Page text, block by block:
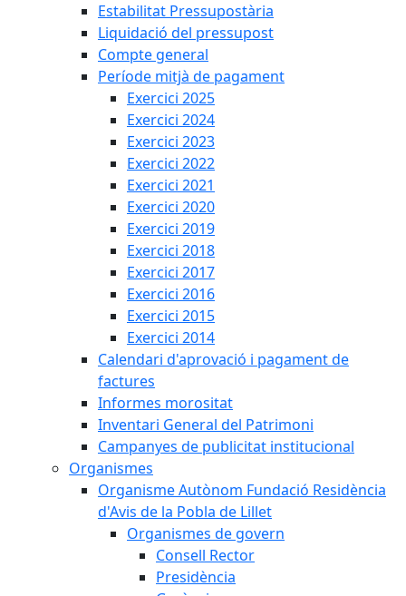
Estabilitat Pressupostària
Liquidació del pressupost
Compte general
Període mitjà de pagament
Exercici 2025
Exercici 2024
Exercici 2023
Exercici 2022
Exercici 2021
Exercici 2020
Exercici 2019
Exercici 2018
Exercici 2017
Exercici 2016
Exercici 2015
Exercici 2014
Calendari d'aprovació i pagament de
factures
Informes morositat
Inventari General del Patrimoni
Campanyes de publicitat institucional
Organismes
Organisme Autònom Fundació Residència
d'Avis de la Pobla de Lillet
Organismes de govern
Consell Rector
Presidència